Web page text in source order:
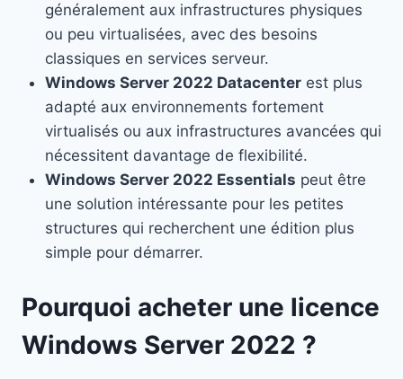
généralement aux infrastructures physiques
ou peu virtualisées, avec des besoins
classiques en services serveur.
Windows Server 2022 Datacenterest plus
adapté aux environnements fortement
virtualisés ou aux infrastructures avancées qui
nécessitent davantage de flexibilité.
Windows Server 2022 Essentials peut être
une solution intéressante pour les petites
structures qui recherchent une édition plus
simple pour démarrer.
Pourquoi acheter une licence
Windows Server 2022 ?